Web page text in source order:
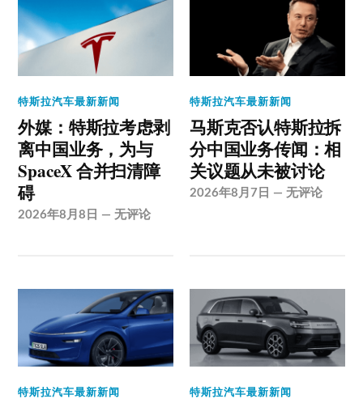
特斯拉汽车最新新闻
外媒：特斯拉考虑剥
离中国业务，为与
SpaceX 合并扫清障
碍
2026年8月8日 —无评论
特斯拉汽车最新新闻
马斯克否认特斯拉拆
分中国业务传闻：相
关议题从未被讨论
2026年8月7日 —无评论
特斯拉汽车最新新闻 特斯拉汽车最新新闻